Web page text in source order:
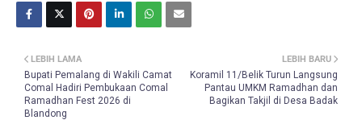
LEBIH BARU
Koramil 11/Belik Turun Langsung
Pantau UMKM Ramadhan dan
Bagikan Takjil di Desa Badak
LEBIH LAMA
Bupati Pemalang di Wakili Camat
Comal Hadiri Pembukaan Comal
Ramadhan Fest 2026 di
Blandong